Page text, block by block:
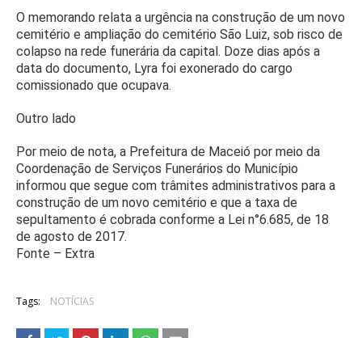
O memorando relata a urgência na construção de um novo
cemitério e ampliação do cemitério São Luiz, sob risco de
colapso na rede funerária da capital. Doze dias após a
data do documento, Lyra foi exonerado do cargo
comissionado que ocupava.
Outro lado
Por meio de nota, a Prefeitura de Maceió por meio da
Coordenação de Serviços Funerários do Município
informou que segue com trâmites administrativos para a
construção de um novo cemitério e que a taxa de
sepultamento é cobrada conforme a Lei n°6.685, de 18
de agosto de 2017.
Fonte – Extra
Tags: NOTÍCIAS